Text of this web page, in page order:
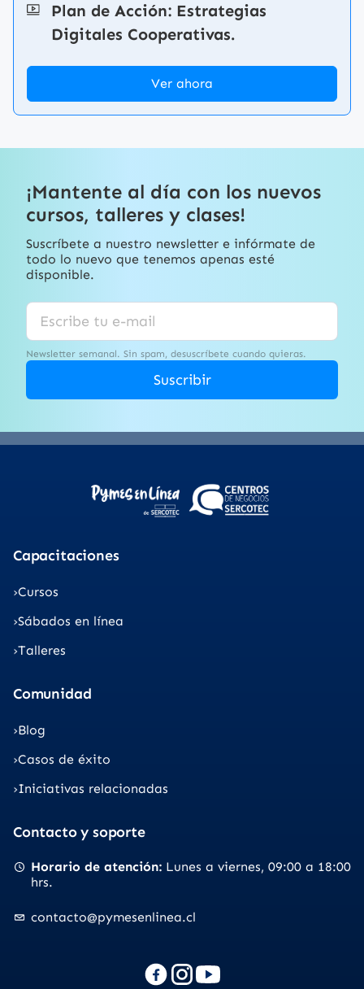
Plan de Acción: Estrategias
Digitales Cooperativas.
Ver ahora
¡Mantente al día con los nuevos
cursos, talleres y clases!
Suscríbete a nuestro newsletter e infórmate de
todo lo nuevo que tenemos apenas esté
disponible.
Newsletter semanal. Sin spam, desuscríbete cuando quieras.
Suscribir
Capacitaciones
Cursos
Sábados en línea
Talleres
Comunidad
Blog
Casos de éxito
Iniciativas relacionadas
Contacto y soporte
Horario de atención Lunes a viernes 09:00 a 18:00
hrs.
contacto@pymesenlinea.cl